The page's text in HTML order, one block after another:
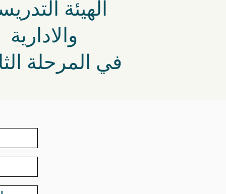
الهيئة
والادارية
في المرحلة